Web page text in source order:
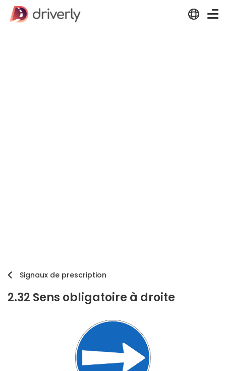
Signaux de prescription
2.32 Sens obligatoire à droite